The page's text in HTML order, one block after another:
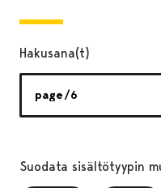
Hakusana(t)
Suodata sisältötyypin